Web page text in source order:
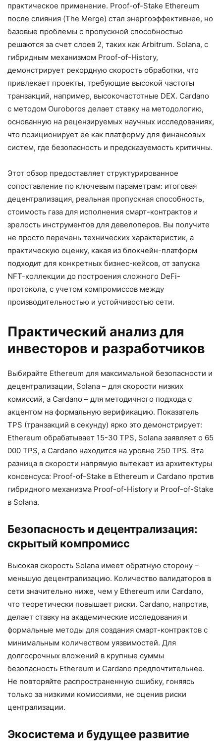
практическое применение. Proof-of-Stake Ethereum
после слияния (The Merge) стал энергоэффективнее, но
базовые проблемы с пропускной способностью
решаются за счет слоев 2, таких как Arbitrum. Solana, с
гибридным механизмом Proof-of-History,
демонстрирует рекордную скорость обработки, что
привлекает проекты, требующие высокой частоты
транзакций, например, высокочастотные DEX. Cardano
с методом Ouroboros делает ставку на методологию,
основанную на рецензируемых научных исследованиях,
что позиционирует ее как платформу для финансовых
систем, где безопасность и предсказуемость критичны.
Этот обзор предоставляет структурированное
сопоставление по ключевым параметрам: итоговая
децентрализация, реальная пропускная способность,
стоимость газа для исполнения смарт-контрактов и
зрелость инструментов для девелоперов. Вы получите
не просто перечень технических характеристик, а
практическую оценку, какая из блокчейн-платформ
подходит для конкретных бизнес-кейсов, от запуска
NFT-коллекции до построения сложного DeFi-
протокола, с учетом компромиссов между
производительностью и устойчивостью сети.
Практический анализ для
инвесторов и разработчиков
Выбирайте Ethereum для максимальной безопасности и
децентрализации, Solana – для скорости низких
комиссий, а Cardano – для методичного подхода с
акцентом на формальную верификацию. Показатель
TPS (транзакций в секунду) ярко это демонстрирует:
Ethereum обрабатывает 15-30 TPS, Solana заявляет о 65
000 TPS, а Cardano находится на уровне 250 TPS. Эта
разница в скорости напрямую вытекает из архитектуры
консенсуса: Proof-of-Stake в Ethereum и Cardano против
гибридного механизма Proof-of-History и Proof-of-Stake
в Solana.
Безопасность и децентрализация:
скрытый компромисс
Высокая скорость Solana имеет обратную сторону –
меньшую децентрализацию. Количество валидаторов в
сети значительно ниже, чем у Ethereum или Cardano,
что теоретически повышает риски. Cardano, напротив,
делает ставку на академические исследования и
формальные методы для создания смарт-контрактов с
минимальным количеством уязвимостей. Для
долгосрочных вложений в крупные суммы
безопасность Ethereum и Cardano предпочтительнее.
Не повторяйте распространенную ошибку, гоняясь
только за низкими комиссиями, не оценив риски
централизации.
Экосистема и будущее развитие